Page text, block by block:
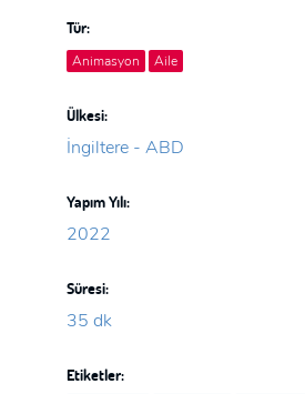
Tür:
Animasyon Aile
Ülkesi:
İngiltere - ABD
Yapım Yılı:
2022
Süresi:
35 dk
Etiketler: